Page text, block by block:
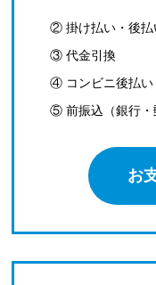
② 掛け払い・後払
③ 代金引換
④ コンビニ後払い
⑤ 前振込（銀行・
お